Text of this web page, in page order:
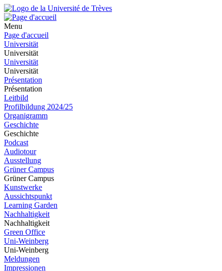
Menu
Page d'accueil
Universität
Universität
Universität
Universität
Présentation
Présentation
Leitbild
Profilbildung 2024/25
Organigramm
Geschichte
Geschichte
Podcast
Audiotour
Ausstellung
Grüner Campus
Grüner Campus
Kunstwerke
Aussichtspunkt
Learning Garden
Nachhaltigkeit
Nachhaltigkeit
Green Office
Uni-Weinberg
Uni-Weinberg
Meldungen
Impressionen